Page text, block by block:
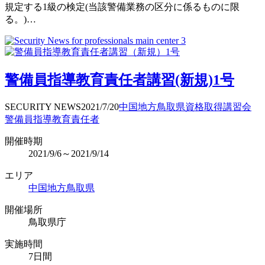
規定する1級の検定(当該警備業務の区分に係るものに限
る。)…
警備員指導教育責任者講習(新規)1号
SECURITY NEWS2021/7/20中国地方鳥取県資格取得講習会
警備員指導教育責任者
開催時期
2021/9/6～2021/9/14
エリア
中国地方鳥取県
開催場所
鳥取県庁
実施時間
7日間